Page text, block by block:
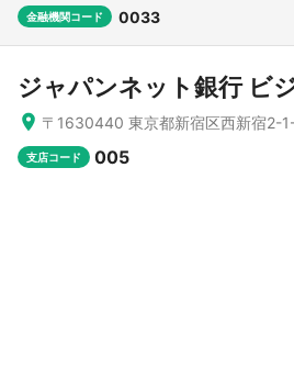
金融機関コード 0033
ジャパンネット銀行 ビ
〒1630440 東京都新宿区西新宿2-
支店コード 005